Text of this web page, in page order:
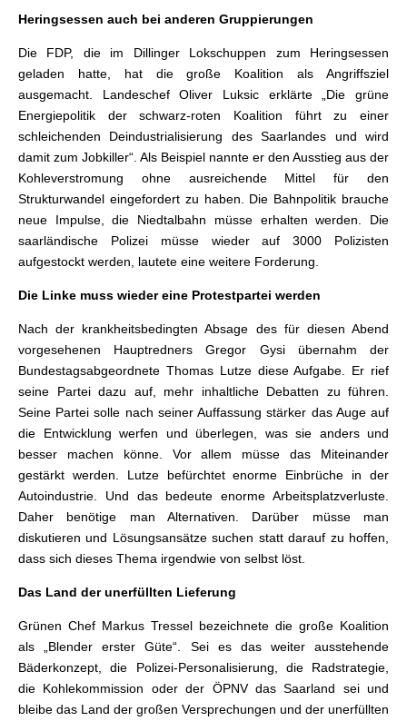
Heringsessen auch bei anderen Gruppierungen
Die FDP, die im Dillinger Lokschuppen zum Heringsessen
geladen hatte, hat die große Koalition als Angriffsziel
ausgemacht. Landeschef Oliver Luksic erklärte „Die grüne
Energiepolitik der schwarz-roten Koalition führt zu einer
schleichenden Deindustrialisierung des Saarlandes und wird
damit zum Jobkiller“. Als Beispiel nannte er den Ausstieg aus der
Kohleverstromung ohne ausreichende Mittel für den
Strukturwandel eingefordert zu haben. Die Bahnpolitik brauche
neue Impulse, die Niedtalbahn müsse erhalten werden. Die
saarländische Polizei müsse wieder auf 3000 Polizisten
aufgestockt werden, lautete eine weitere Forderung.
Die Linke muss wieder eine Protestpartei werden
Nach der krankheitsbedingten Absage des für diesen Abend
vorgesehenen Hauptredners Gregor Gysi übernahm der
Bundestagsabgeordnete Thomas Lutze diese Aufgabe. Er rief
seine Partei dazu auf, mehr inhaltliche Debatten zu führen.
Seine Partei solle nach seiner Auffassung stärker das Auge auf
die Entwicklung werfen und überlegen, was sie anders und
besser machen könne. Vor allem müsse das Miteinander
gestärkt werden. Lutze befürchtet enorme Einbrüche in der
Autoindustrie. Und das bedeute enorme Arbeitsplatzverluste.
Daher benötige man Alternativen. Darüber müsse man
diskutieren und Lösungsansätze suchen statt darauf zu hoffen,
dass sich dieses Thema irgendwie von selbst löst.
Das Land der unerfüllten Lieferung
Grünen Chef Markus Tressel bezeichnete die große Koalition
als „Blender erster Güte“. Sei es das weiter ausstehende
Bäderkonzept, die Polizei-Personalisierung, die Radstrategie,
die Kohlekommission oder der ÖPNV das Saarland sei und
bleibe das Land der großen Versprechungen und der unerfüllten